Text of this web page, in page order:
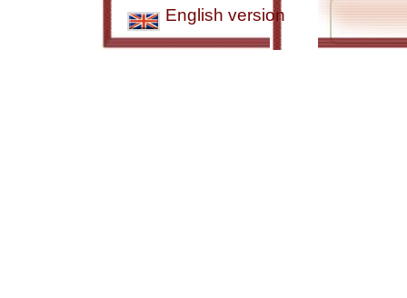
English version